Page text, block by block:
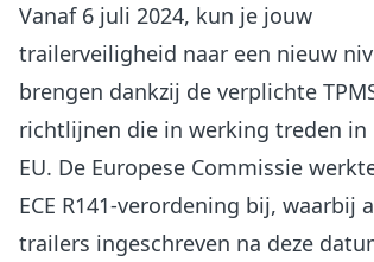
Vanaf 6 juli 2024, kun je jouw
trailerveiligheid naar een nieuw
brengen dankzij de verplichte
richtlijnen die in werking treden in
EU. De Europese Commissie
ECE R141-verordening bij, waarbij
trailers ingeschreven na deze